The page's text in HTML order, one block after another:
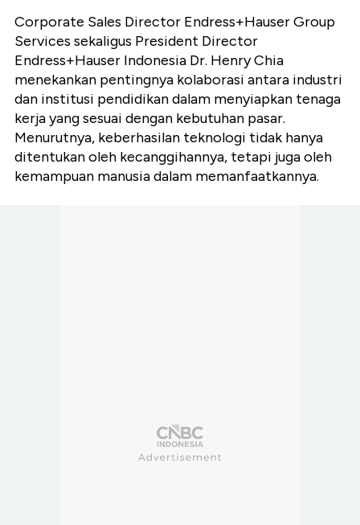
Corporate Sales Director Endress+Hauser Group
Services sekaligus President Director
Endress+Hauser Indonesia Dr. Henry Chia
menekankan pentingnya kolaborasi antara industri
dan institusi pendidikan dalam menyiapkan tenaga
kerja yang sesuai dengan kebutuhan pasar.
Menurutnya, keberhasilan teknologi tidak hanya
ditentukan oleh kecanggihannya, tetapi juga oleh
kemampuan manusia dalam memanfaatkannya.